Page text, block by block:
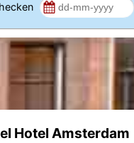
Hotel Amsterdam